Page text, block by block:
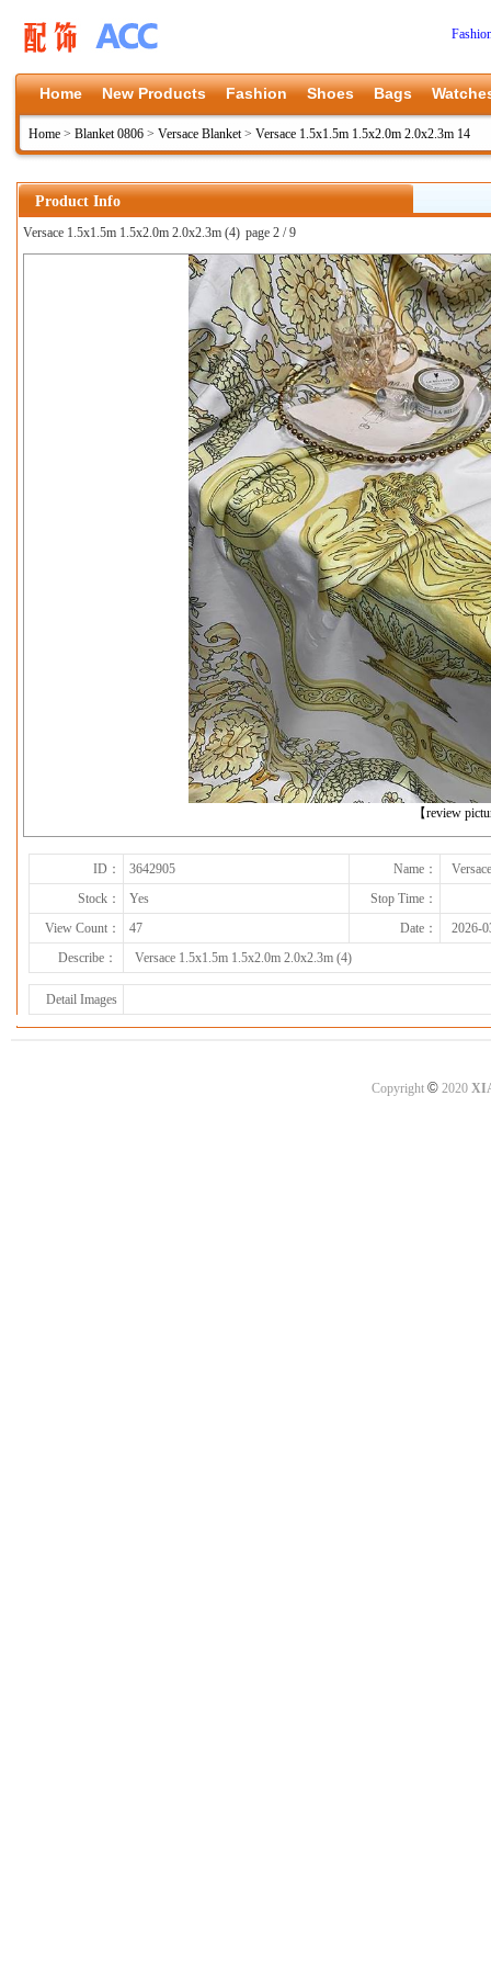
Home New Products Fashion Shoes Bags
Home > Blanket 0806 > Versace Blanket> Versace 1.5x1.5m 1.5x2.0m 2.0x2.3m 14
Product Info
Versace 1.5x1.5m 1.5x2.0m 2.0x2.3m (4) page 2 / 9
【review
上一张
下一张
ID： 3642905 Name：
Stock：
Yes
Stop Time：
View Count：
47 Date：
2026-
Describe：
Versace 1.5x1.5m 1.5x2.0m 2.0x2.3m (4)
Detail Images
Copyright ©2020